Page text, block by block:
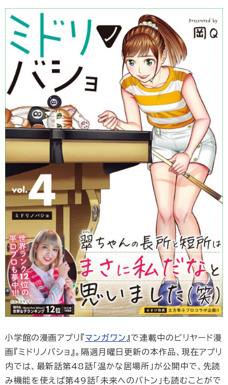
小学館の漫画アプリ『マンガワン 』で連載中のビリヤード漫
画『ミドリノバショ』。隔週月曜日更新の本作品、現在アプリ
内では、最新話第48話「温かな居場所」が公開中で、先読
み機能を使えば第49話「未来へのバトン」も読むことがで